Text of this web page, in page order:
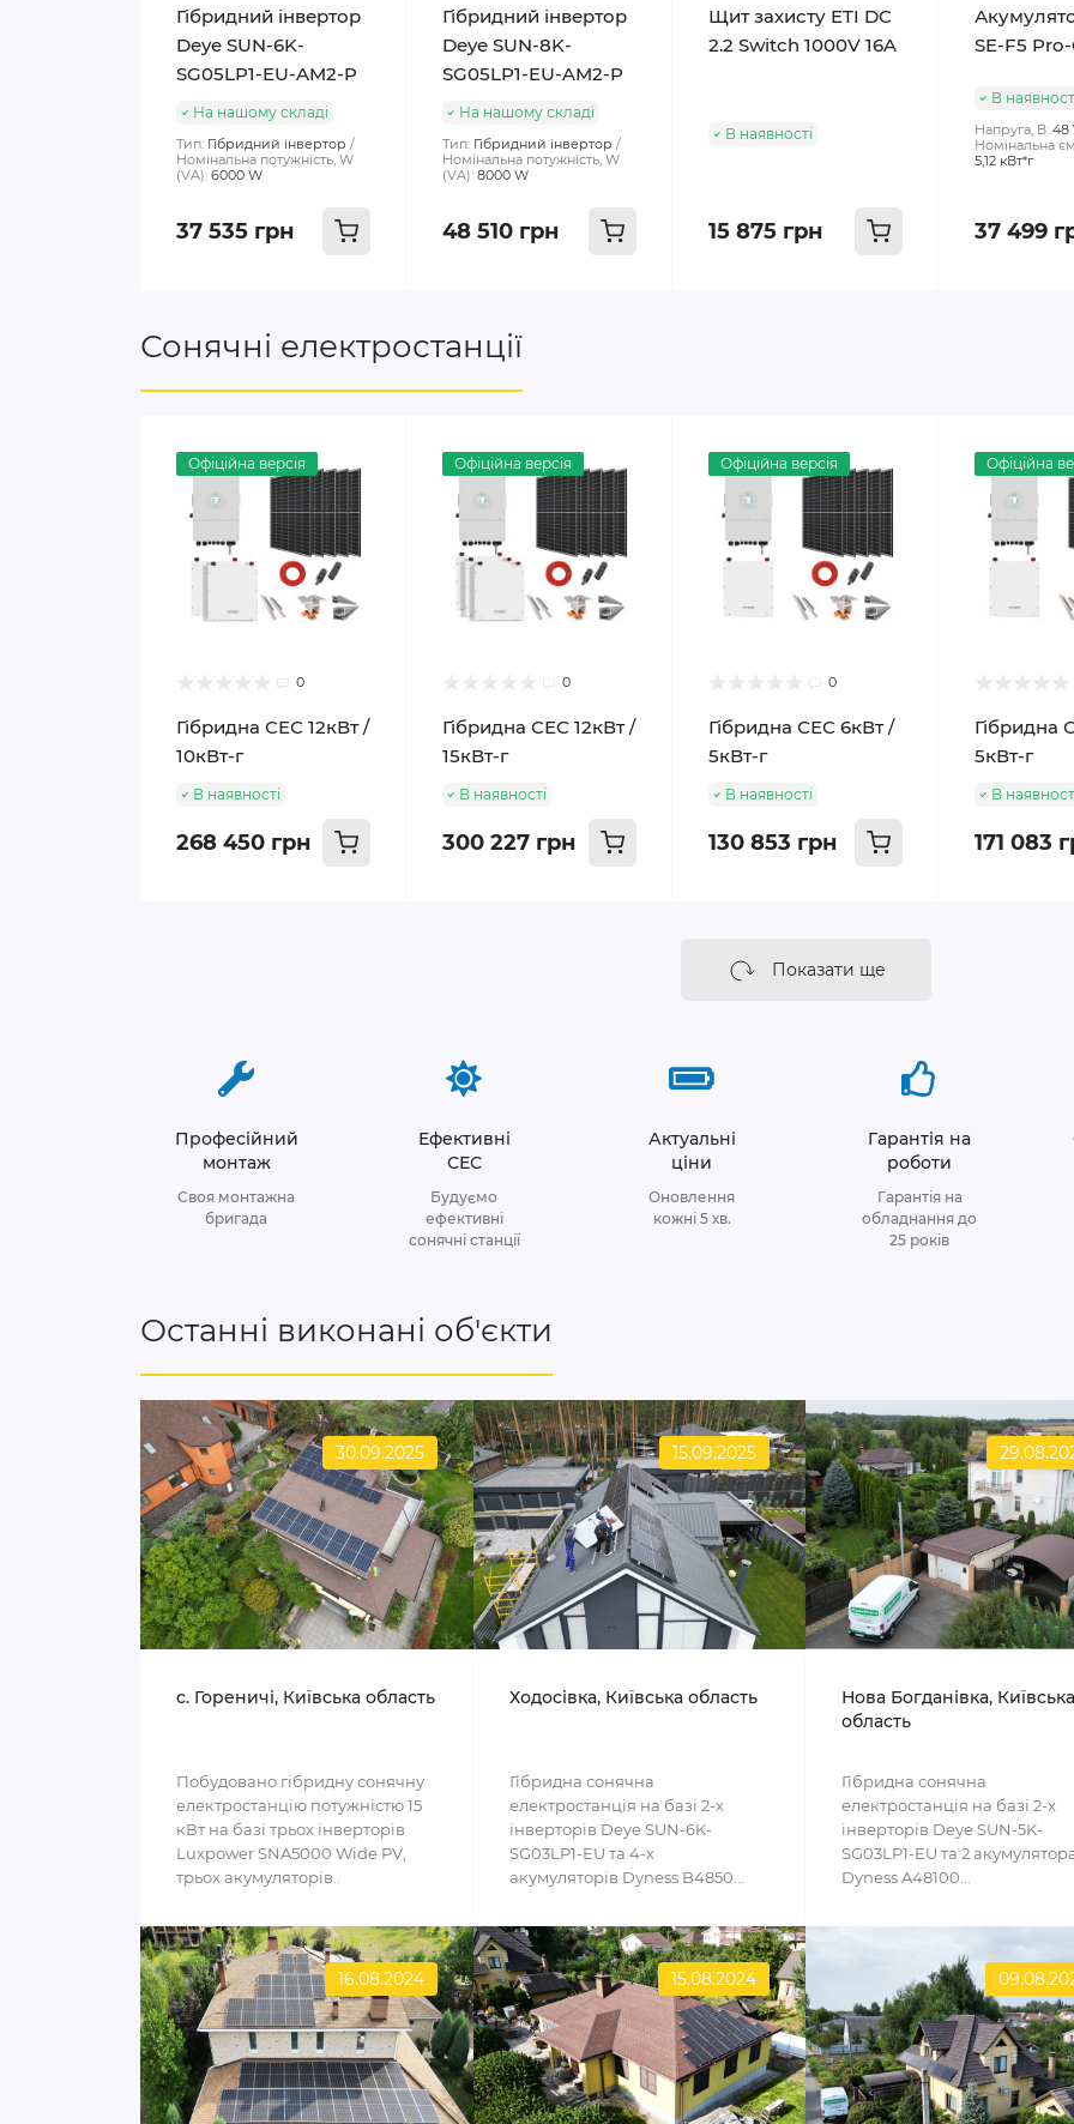
Гібридний інвертор
Deye SUN-6K-
SG05LP1-EU-AM2-P
На нашому складі
Тип: Гібридний інвертор
Номінальна потужність, W
(VA): 6000 W
37 535 грн
Гібридний інвертор
Deye SUN-8K-
SG05LP1-EU-AM2-P
На нашому складі
Тип: Гібридний інвертор
Номінальна потужність, W
(VA): 8000 W
48 510 грн
Щит захисту ETI DC
2.2 Switch 1000V 16A
В наявності
15 875 грн
SE-F5
В
Напруга, В: 48
Номінальна
5,12 кВт*г
37 499
Сонячні електростанції
Офіційна версія
0
Гібридна СЕС 12кВт /
10кВт-г
В наявності
268 450 грн
Офіційна версія
0
Гібридна СЕС 12кВт /
15кВт-г
В наявності
300 227 грн
Офіційна версія
0
Гібридна СЕС 6кВт /
5кВт-г
В наявності
130 853 грн
Офіційна
Гібридна
5кВт-г
В
171 083
Показати ще
Професійний
монтаж
Своя монтажна
бригада
Ефективні
СЕС
Будуємо
ефективні
сонячні станції
Актуальні
ціни
Оновлення
кожні 5 хв.
Гарантія на
роботи
Гарантія на
обладнання до
25 років
Останні виконані об'єкти
30.09.2025
c. Гореничі, Київська область
Побудовано гібридну сонячну
електростанцію потужністю 15
кВт на базі трьох інверторів
Luxpower SNA5000 Wide PV,
трьох акумуляторів..
15.09.2025
Ходосівка, Київська область
Гібридна сонячна
електростанція на базі 2-х
інверторів Deye SUN-6K-
SG03LP1-EU та 4-х
акумуляторів Dyness B4850...
Нова Богданівка, Київська
область
Гібридна сонячна
електростанція на базі 2-х
інверторів Deye SUN-5K-
SG03LP1-EU та 2
Dyness A48100...
16.08.2024 15.08.2024